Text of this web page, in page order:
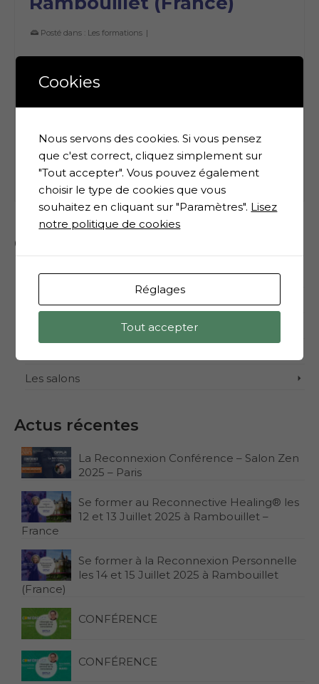
Posté dans : Les formations |
Observe – Note – Expérimente-O.N.E.
Experience- Formation en deux temps The
chez soi avant le mois de novembre) The
en IMMERSION des FREQUENCES du
RECONNECTIVE …Lire la suite
Catégories
Informations
Les accréditations
Les salons
Actus récentes
La Reconnexion Conférence – Salon Zen
2025 – Paris
Se former au Reconnective Healing® les
12 et 13 Juillet 2025 à Rambouillet –
France
Se former à la Reconnexion Personnelle
les 14 et 15 Juillet 2025 à Rambouillet
(France)
CONFÉRENCE
CONFÉRENCE
Cookies
Nous servons des cookies. Si vous pensez
que c'est correct, cliquez simplement sur
"Tout accepter". Vous pouvez également
choisir le type de cookies que vous
souhaitez en cliquant sur "Paramètres". Lisez
notre politique de cookies
Réglages
Tout accepter